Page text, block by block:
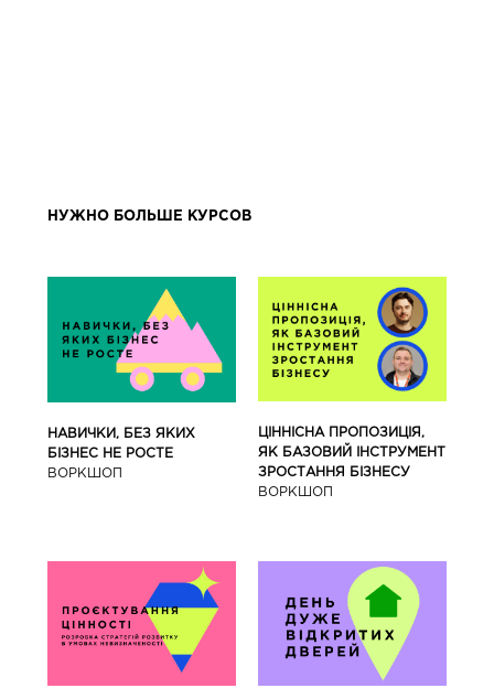
НУЖНО БОЛЬШЕ КУРСОВ
НАВИЧКИ, БЕЗ ЯКИХ
БІЗНЕС НЕ РОСТЕ
ВОРКШОП
ЦІННІСНА ПРОПОЗИЦІЯ,
ЯК БАЗОВИЙ ІНСТРУМЕНТ
ЗРОСТАННЯ БІЗНЕСУ
ВОРКШОП